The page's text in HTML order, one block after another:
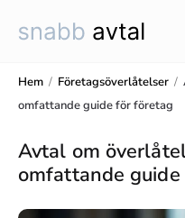
Hem / Företagsöverlåtelser /
omfattande guide för företag
Avtal om
omfattande